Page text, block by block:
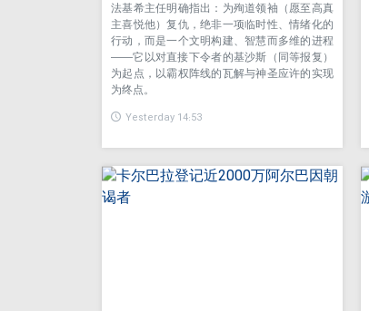
法基希主任明确指出：为殉道领袖（愿至高真
主喜悦他）复仇，绝非一项临时性、情绪化的
行动，而是一个文明构建、智慧而多维的进程
——它以对直接下令者的基沙斯（同等报复）
为起点，以霸权阵线的瓦解与神圣应许的实现
为终点。
Yesterday 14:53